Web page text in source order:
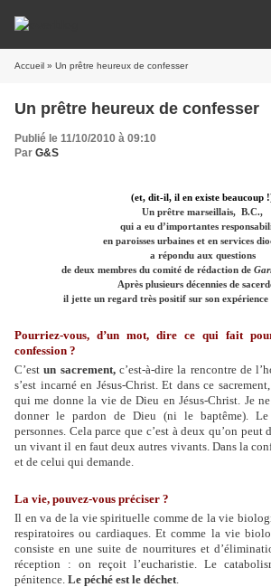
Accueil » Un prêtre heureux de confesser
Un prêtre heureux de confesser
Publié le 11/10/2010 à 09:10
Par G&S
(et, dit-il, il en existe beaucoup
Un prêtre marseillais, B.C.,
qui a eu d’importantes
en paroisses urbaines et en services
a répondu aux questions
de deux membres du comité de rédaction de
Après plusieurs décennies de
il jette un regard très positif sur son expérience
Pourriez-vous, d’un mot, dire ce qui fait
confession ?
C’estun sacrement,c’est-à-dire la rencontre de
s’est incarné en Jésus-Christ. Et dans ce
qui me donne la vie de Dieu en Jésus-Christ. Je
donner le pardon de Dieu (ni le baptême). Le
personnes. Cela parce que c’est à deux qu’on peut
un vivant il en faut deux autres vivants. Dans la
et de celui qui demande.
La vie, pouvez-vous préciser ?
Il en va de la vie spirituelle comme de la vie
respiratoires ou cardiaques. Et comme la vie
consiste en une suite de nourritures et
réception : on reçoit l’eucharistie. Le
pénitence. Le péché est le déchet.